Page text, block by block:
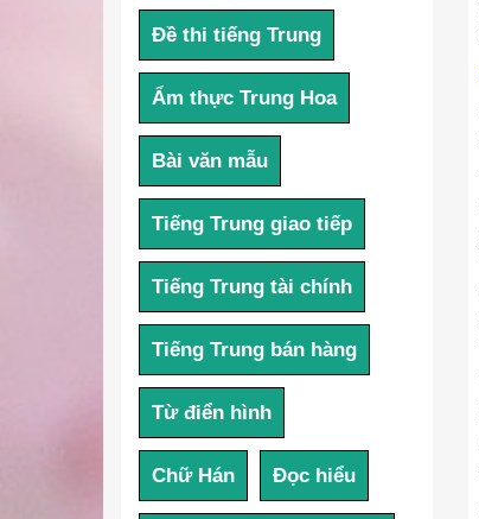
Đề thi tiếng Trung
Ẩm thực Trung Hoa
Bài văn mẫu
Tiếng Trung giao tiếp
Tiếng Trung tài chính
Tiếng Trung bán hàng
Từ điển hình
Chữ Hán Đọc hiểu